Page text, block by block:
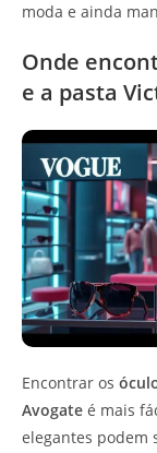
moda e ainda
Onde
e a pasta
Encontrar os
Avogate é mais
elegantes podem